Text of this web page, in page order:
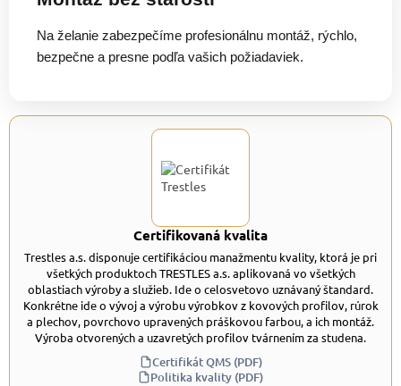
Na želanie zabezpečíme profesionálnu montáž, rýchlo,
bezpečne a presne podľa vašich požiadaviek.
Certifikovaná kvalita
Trestles a.s. disponuje certifikáciou manažmentu kvality, ktorá je pri
všetkých produktoch TRESTLES a.s. aplikovaná vo všetkých
oblastiach výroby a služieb. Ide o celosvetovo uznávaný štandard.
Konkrétne ide o vývoj a výrobu výrobkov z kovových profilov, rúrok
a plechov, povrchovo upravených práškovou farbou, a ich montáž.
Výroba otvorených a uzavretých profilov tvárnením za studena.
Certifikát QMS (PDF)
Politika kvality (PDF)